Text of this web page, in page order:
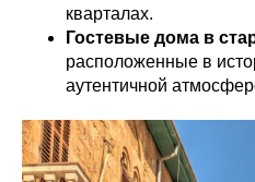
кварталах.
Гостевые дома в
расположенные в
аутентичной